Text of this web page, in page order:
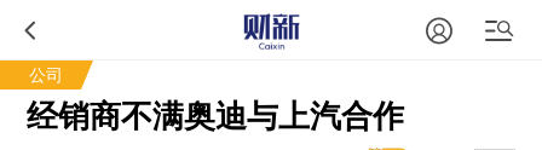
公司
经销商不满奥迪与上汽合作